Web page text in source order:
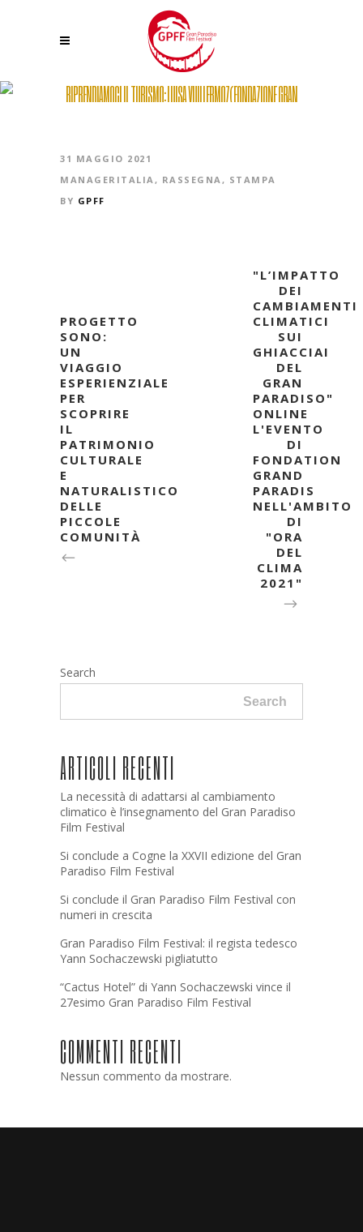
RIPRENDIAMOCI IL TURISMO: LUISA VUILLERMOZ(FONDAZIONE GRAN
31 MAGGIO 2021
MANAGERITALIA, RASSEGNA, STAMPA
BY GPFF
PROGETTO
SONO:
UN
VIAGGIO
ESPERIENZIALE
PER
SCOPRIRE
IL
PATRIMONIO
CULTURALE
E
NATURALISTICO
DELLE
PICCOLE
COMUNITÀ
"L’IMPATTO
DEI
CAMBIAMENTI
CLIMATICI
SUI
GHIACCIAI
DEL
GRAN
PARADISO"
ONLINE
L'EVENTO
DI
FONDATION
GRAND
PARADIS
NELL'AMBITO
DI
"ORA
DEL
CLIMA
2021"
Search
Search
ARTICOLI RECENTI
La necessità di adattarsi al cambiamento
climatico è l’insegnamento del Gran Paradiso
Film Festival
Si conclude a Cogne la XXVII edizione del Gran
Paradiso Film Festival
Si conclude il Gran Paradiso Film Festival con
numeri in crescita
Gran Paradiso Film Festival: il regista tedesco
Yann Sochaczewski pigliatutto
“Cactus Hotel” di Yann Sochaczewski vince il
27esimo Gran Paradiso Film Festival
COMMENTI RECENTI
Nessun commento da mostrare.